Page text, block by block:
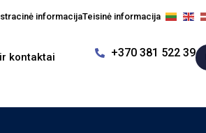
informacijaTeisinė informacija
kontaktai +370 381 522 39